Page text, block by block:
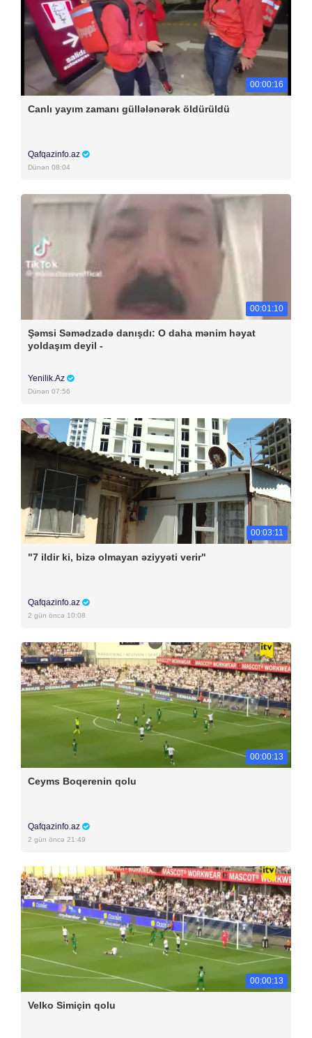
00:00:16
Canlı yayım zamanı güllələnərək öldürüldü
Qafqazinfo.az
Dünən 08:04
00:01:10
Şəmsi Səmədzadə danışdı: O daha mənim həyat
yoldaşım deyil -
Yenilik.Az
Dünən 07:56
00:03:11
"7 ildir ki, bizə olmayan əziyyəti verir"
Qafqazinfo.az
2 gün öncə 10:08
00:00:13
Ceyms Boqerenin qolu
Qafqazinfo.az
2 gün öncə 21:49
00:00:13
Velko Simiçin qolu